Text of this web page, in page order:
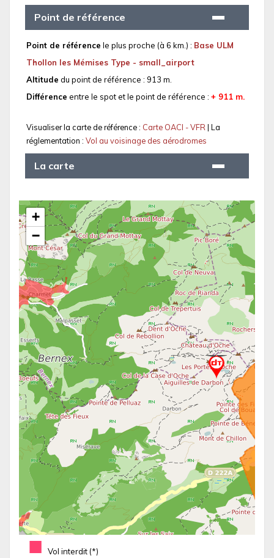
Point de référence
Point de référence le plus proche (à 6 km.) : Base ULM
Thollon les Mémises Type - small_airport
Altitude du point de référence : 913 m.
Différence entre le spot et le point de référence : + 911 m.
Visualiser la carte de référence : Carte OACI - VFR| La
réglementation : Vol au voisinage des aérodromes
La carte
■ Vol interdit (*)